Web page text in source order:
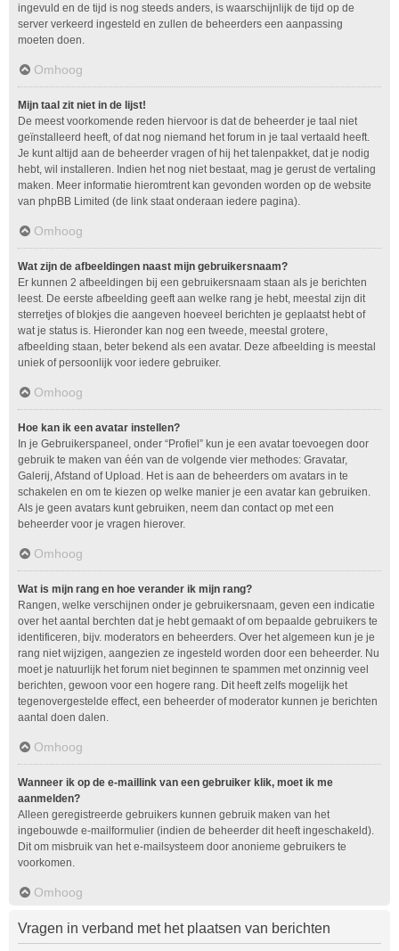
ingevuld en de tijd is nog steeds anders, is waarschijnlijk de tijd op de
server verkeerd ingesteld en zullen de beheerders een aanpassing
moeten doen.
Omhoog
Mijn taal zit niet in de lijst!
De meest voorkomende reden hiervoor is dat de beheerder je taal niet
geïnstalleerd heeft, of dat nog niemand het forum in je taal vertaald heeft.
Je kunt altijd aan de beheerder vragen of hij het talenpakket, dat je nodig
hebt, wil installeren. Indien het nog niet bestaat, mag je gerust de vertaling
maken. Meer informatie hieromtrent kan gevonden worden op de website
van phpBB Limited (de link staat onderaan iedere pagina).
Omhoog
Wat zijn de afbeeldingen naast mijn gebruikersnaam?
Er kunnen 2 afbeeldingen bij een gebruikersnaam staan als je berichten
leest. De eerste afbeelding geeft aan welke rang je hebt, meestal zijn dit
sterretjes of blokjes die aangeven hoeveel berichten je geplaatst hebt of
wat je status is. Hieronder kan nog een tweede, meestal grotere,
afbeelding staan, beter bekend als een avatar. Deze afbeelding is meestal
uniek of persoonlijk voor iedere gebruiker.
Omhoog
Hoe kan ik een avatar instellen?
In je Gebruikerspaneel, onder “Profiel” kun je een avatar toevoegen door
gebruik te maken van één van de volgende vier methodes: Gravatar,
Galerij, Afstand of Upload. Het is aan de beheerders om avatars in te
schakelen en om te kiezen op welke manier je een avatar kan gebruiken.
Als je geen avatars kunt gebruiken, neem dan contact op met een
beheerder voor je vragen hierover.
Omhoog
Wat is mijn rang en hoe verander ik mijn rang?
Rangen, welke verschijnen onder je gebruikersnaam, geven een indicatie
over het aantal berchten dat je hebt gemaakt of om bepaalde gebruikers te
identificeren, bijv. moderators en beheerders. Over het algemeen kun je je
rang niet wijzigen, aangezien ze ingesteld worden door een beheerder. Nu
moet je natuurlijk het forum niet beginnen te spammen met onzinnig veel
berichten, gewoon voor een hogere rang. Dit heeft zelfs mogelijk het
tegenovergestelde effect, een beheerder of moderator kunnen je berichten
aantal doen dalen.
Omhoog
Wanneer ik op de e-maillink van een gebruiker klik, moet ik me
aanmelden?
Alleen geregistreerde gebruikers kunnen gebruik maken van het
ingebouwde e-mailformulier (indien de beheerder dit heeft ingeschakeld).
Dit om misbruik van het e-mailsysteem door anonieme gebruikers te
voorkomen.
Omhoog
Vragen in verband met het plaatsen van berichten